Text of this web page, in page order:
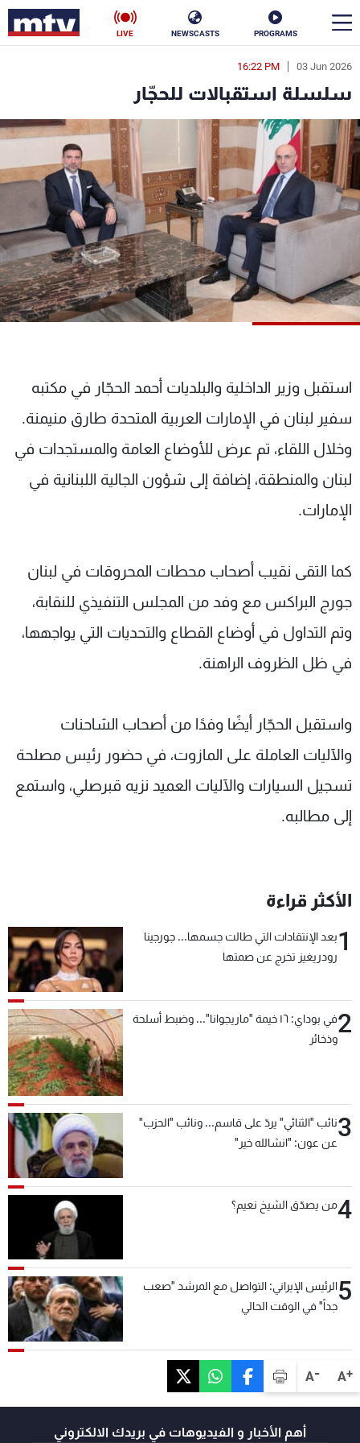
PROGRAMS
NEWSCASTS
LIVE
A+
A-
03 Jun 2026
16:22 PM
سلسلة استقبالات للحجّار
استقبل وزير الداخلية والبلديات أحمد الحجّار في مكتبه
سفير لبنان في الإمارات العربية المتحدة طارق منيمنة.
وخلال اللقاء، تم عرض للأوضاع العامة والمستجدات في
لبنان والمنطقة، إضافة إلى شؤون الجالية اللبنانية في
الإمارات.
كما التقى نقيب أصحاب محطات المحروقات في لبنان
جورج البراكس مع وفد من المجلس التنفيذي للنقابة،
وتم التداول في أوضاع القطاع والتحديات التي يواجهها،
في ظل الظروف الراهنة.
واستقبل الحجّار أيضًا وفدًا من أصحاب الشاحنات
والآليات العاملة على المازوت، في حضور رئيس مصلحة
تسجيل السيارات والآليات العميد نزيه قبرصلي، واستمع
إلى مطالبه.
الأكثر قراءة
1بعد الإنتقادات التي طالت جسمها... جورجينا
رودريغيز تخرج عن صمتها
2
في بوداي: ١٦ خيمة "ماريجوانا"... وضبط أسلحة
وذخائر
3نائب "الثنائي" يردّ على قاسم... ونائب "الحزب"
عن عون: "انشالله خير"
4من يصدّق الشيخ نعيم؟
5الرئيس الإيراني: التواصل مع المرشد "صعب
جداً" في الوقت الحالي
أهم الأخبار و الفيديوهات في بريدك الالكتروني
en
الأخبار
سياسة
إقتصاد فن
منوعات رياضة
شاهد البرامج
الترددات
عن MTV
لاعلاناتكم
وظائف
شروط الإسـتخدام